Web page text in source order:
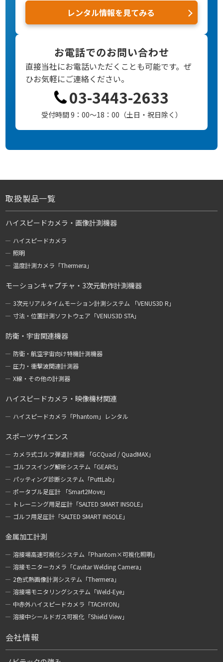
レンタル情報を見てみる
お電話でのお問い合わせ
直接当社にお電話いただくことも可能です。ぜ
ひお気軽にご連絡ください。
03-3443-2633
受付時間 9：00～18：00（土日・祝日除く）
取扱製品一覧
ハイスピードカメラ・画像計測機器
ハイスピードカメラ
照明
温度計測カメラ「Thermera」
モーションキャプチャ・3次元動作計測機器
3次元リアルタイムモーション計測システム 「VENUS3D R」
寸法・位置計測ソフトウェア「VENUS3D STA」
防衛・宇宙関連機器
防衛・航空宇宙向け特機計測機器
圧力・衝撃波関連計測器
X線・その他の計測器
ハイスピードカメラ・映像機材関連
ハイスピードカメラ「Phantom」レンタル
スポーツサイエンス
カメラ式ゴルフ弾道計測器 「GCQuad / QuadMAX」
ゴルフスイング解析システム「GEARS」
パッティング診断システム「PuttLab」
ポータブル足圧計 「Smart2Move」
トレーニング用足圧計「SALTED SMART INSOLE」
ゴルフ用足圧計「SALTED SMART INSOLE」
金属加工計測
溶接場高速可視化システム「Phantom×可視化照明」
溶接モニターカメラ「Cavitar Welding Camera」
2色式熱画像計測システム「Thermera」
溶接場モニタリングシステム「Weld-Eye」
中赤外ハイスピードカメラ「TACHYON」
溶接中シールドガス可視化「Shield View」
会社情報